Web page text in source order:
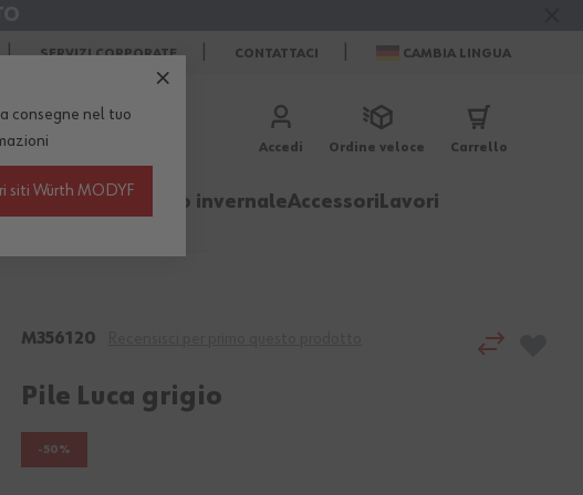
SERVIZI CORPORATE CONTATTACI CAMBIA LINGUA
Accedi Ordine veloce Carrello
Abbigliamento invernaleAccessori Lavori
M356120
Pile Luca grigio
-50%
consegne nel tuo
siti Würth MODYF